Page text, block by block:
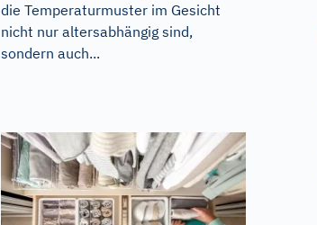
die Temperaturmuster im Gesicht
nicht nur altersabhängig sind,
sondern auch...